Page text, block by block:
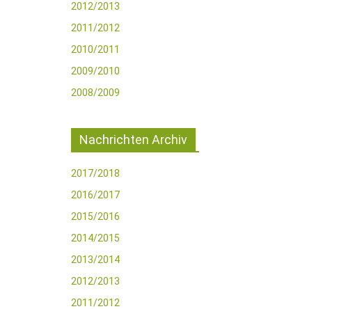
2012/2013
2011/2012
2010/2011
2009/2010
2008/2009
Nachrichten Archiv
2017/2018
2016/2017
2015/2016
2014/2015
2013/2014
2012/2013
2011/2012